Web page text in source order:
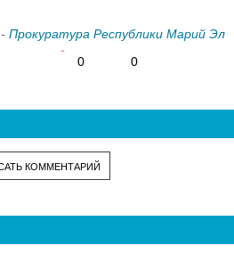
Прокуратура Республики Марий Эл
0
0
КОММЕНТАРИЙ